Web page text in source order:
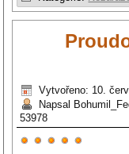
Vytvořeno: 10.
Napsal
53978